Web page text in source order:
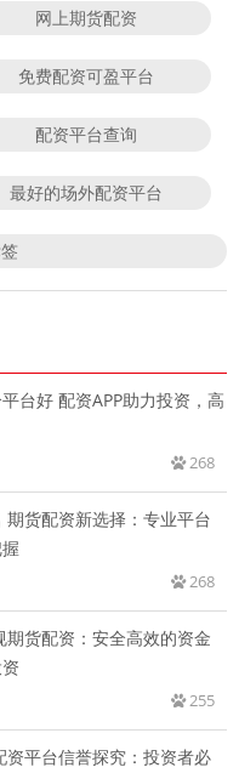
网上期货配资
免费配资可盈平台
配资平台查询
最好的场外配资平台
台好 配资APP助力投资，高
268
期货配资新选择：专业平台
268
货配资：安全高效的资金
255
资平台信誉探究：投资者必